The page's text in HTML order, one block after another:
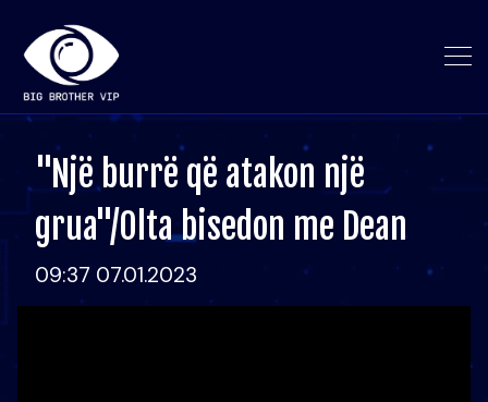
"Një burrë që atakon një
grua"/Olta bisedon me Dean
09:37 07.01.2023